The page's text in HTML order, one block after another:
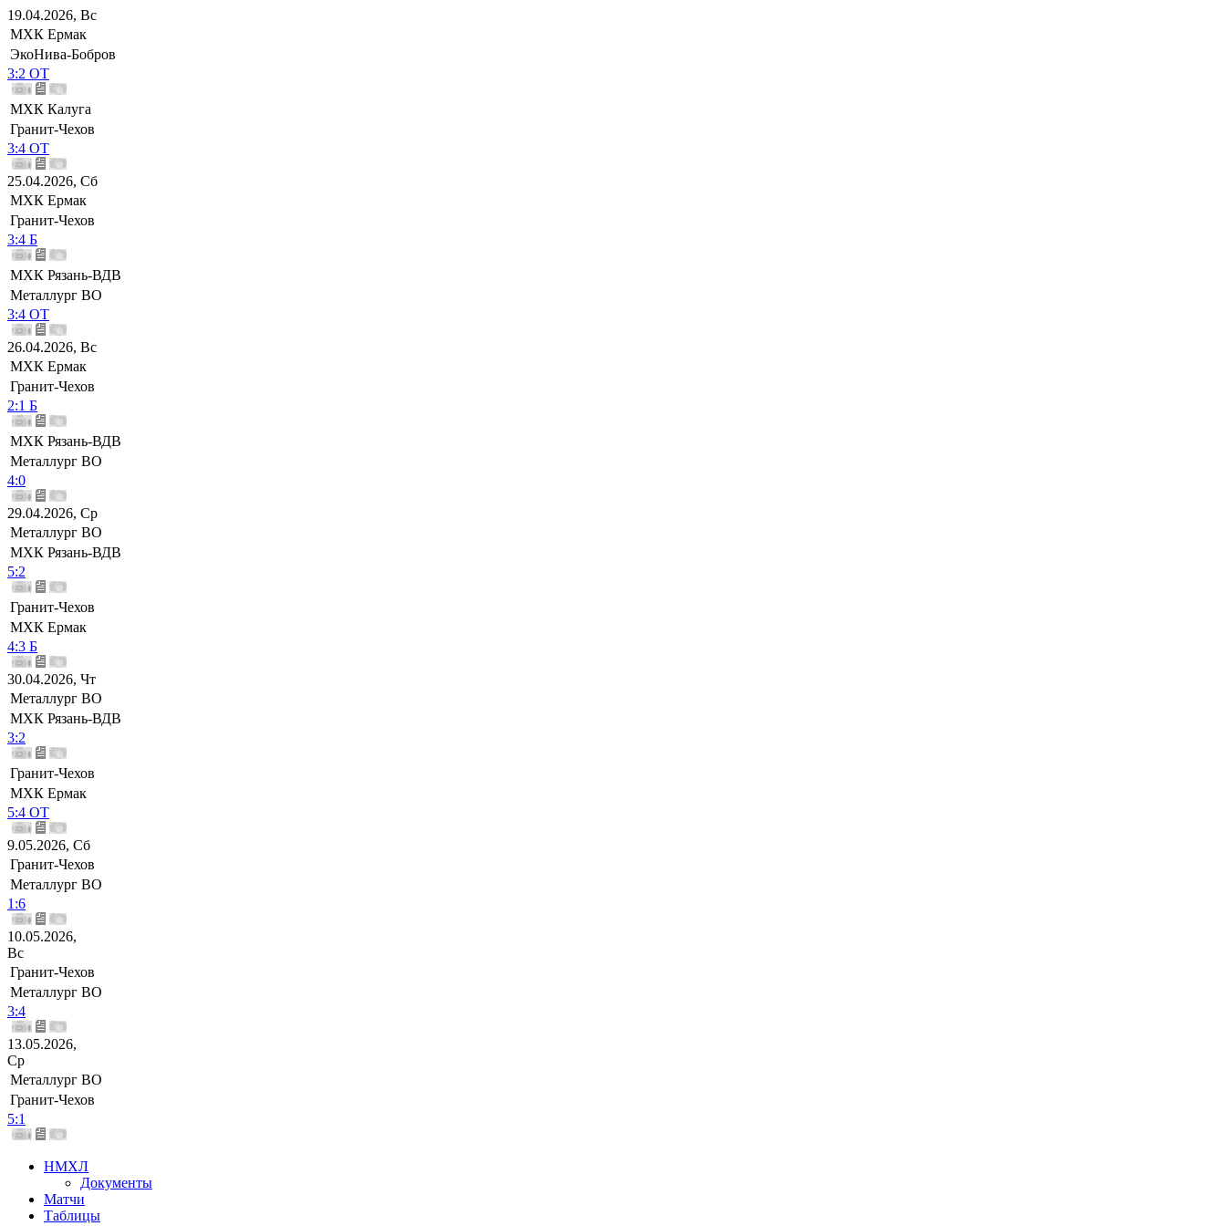
19.04.2026, Вс
МХК Ермак
ЭкоНива-Бобров
3:2 ОТ
МХК Калуга
Гранит-Чехов
3:4 ОТ
25.04.2026, Сб
МХК Ермак
Гранит-Чехов
3:4 Б
МХК Рязань-ВДВ
Металлург ВО
3:4 ОТ
26.04.2026, Вс
МХК Ермак
Гранит-Чехов
2:1 Б
МХК Рязань-ВДВ
Металлург ВО
4:0
29.04.2026, Ср
Металлург ВО
МХК Рязань-ВДВ
5:2
Гранит-Чехов
МХК Ермак
4:3 Б
30.04.2026, Чт
Металлург ВО
МХК Рязань-ВДВ
3:2
Гранит-Чехов
МХК Ермак
5:4 ОТ
9.05.2026, Сб
Гранит-Чехов
Металлург ВО
1:6
10.05.2026,
Вс
Гранит-Чехов
Металлург ВО
3:4
13.05.2026,
Ср
Металлург ВО
Гранит-Чехов
5:1
НМХЛ
Документы
Матчи
Таблицы